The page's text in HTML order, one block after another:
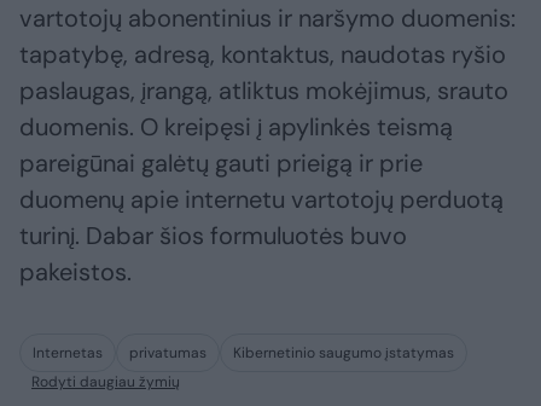
vartotojų abonentinius ir naršymo duomenis:
tapatybę, adresą, kontaktus, naudotas ryšio
paslaugas, įrangą, atliktus mokėjimus, srauto
duomenis. O kreipęsi į apylinkės teismą
pareigūnai galėtų gauti prieigą ir prie
duomenų apie internetu vartotojų perduotą
turinį. Dabar šios formuluotės buvo
pakeistos.
Internetas privatumas
Kibernetinio saugumo įstatymas
Rodyti daugiau žymių